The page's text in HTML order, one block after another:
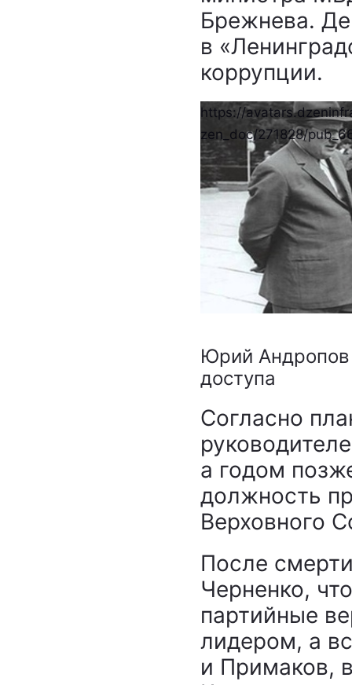
Брежнева.
в
коррупции.
https://
zen_doc/271828/
Юрий Андропов
доступа
Согласно
а годом
должность
Верховного
После
Черненко,
партийные
лидером, а
и Примаков,